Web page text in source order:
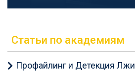
Статьи по академиям
Профайлинг и Детекция Лжи